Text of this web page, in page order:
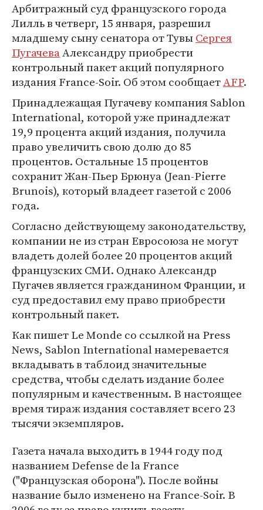
Арбитражный суд французского города
Лилль в четверг, 15 января, разрешил
младшему сыну сенатора от ТувыСергея
ПугачеваАлександру приобрести
контрольный пакет акций популярного
издания France-Soir. Об этом сообщаетAFP.
Принадлежащая Пугачеву компания Sablon
International, которой уже принадлежат
19,9 процента акций издания, получила
право увеличить свою долю до 85
процентов. Остальные 15 процентов
сохранит Жан-Пьер Брюнуа (Jean-Pierre
Brunois), который владеет газетой с 2006
года.
Согласно действующему законодательству,
компании не из стран Евросоюза не могут
владеть долей более 20 процентов акций
французских СМИ. Однако Александр
Пугачев является гражданином Франции, и
суд предоставил ему право приобрести
контрольный пакет.
Как пишет Le Monde со ссылкой на Press
News, Sablon International намеревается
вкладывать в таблоид значительные
средства, чтобы сделать издание более
популярным и качественным. В настоящее
время тираж издания составляет всего 23
тысячи экземпляров.
Газета начала выходить в 1944 году под
названием Defense de la France
("Французская оборона"). После войны
название было изменено на France-Soir. В